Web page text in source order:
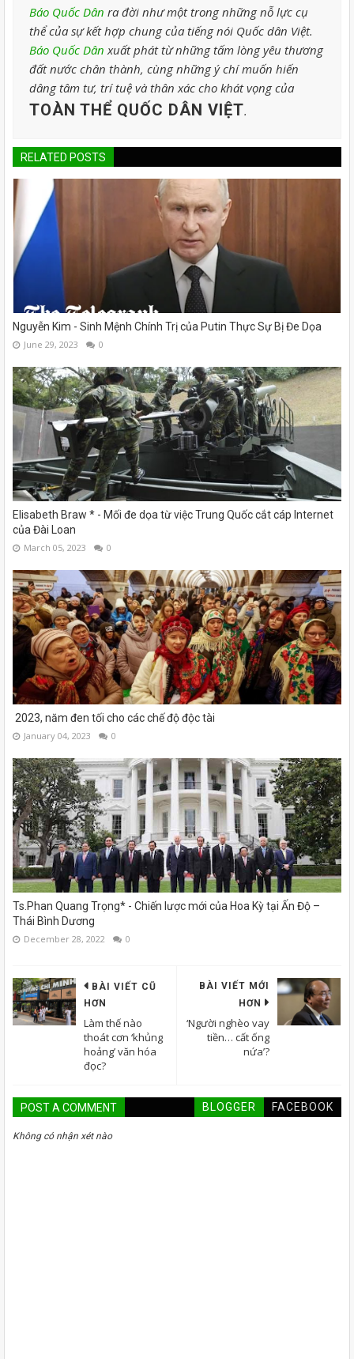
Báo Quốc Dân ra đời như một trong những nỗ lực cụ
thể của sự kết hợp chung của tiếng nói Quốc dân Việt.
Báo Quốc Dân xuất phát từ những tấm lòng yêu thương
đất nước chân thành, cùng những ý chí muốn hiến
dâng tâm tư, trí tuệ và thân xác cho khát vọng của
TOÀN THỂ QUỐC DÂN VIỆT.
RELATED POSTS
Nguyễn Kim - Sinh Mệnh Chính Trị của Putin Thực Sự Bị Đe Dọa
June 29, 2023 0
Elisabeth Braw * - Mối đe dọa từ việc Trung Quốc cắt cáp Internet
của Đài Loan
March 05, 2023 0
2023, năm đen tối cho các chế độ độc tài
January 04, 2023 0
Ts.Phan Quang Trọng* - Chiến lược mới của Hoa Kỳ tại Ấn Độ –
Thái Bình Dương
December 28, 2022 0
BÀI VIẾT MỚI
HƠN
‘Người nghèo vay
tiền… cất ống
nứa’?
BÀI VIẾT CŨ
HƠN
Làm thế nào
thoát cơn ‘khủng
hoảng’ văn hóa
đọc?
POST A COMMENT BLOGGER FACEBOOK
Không có nhận xét nào